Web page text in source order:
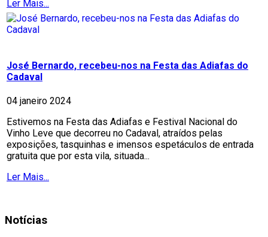
Ler Mais...
José Bernardo, recebeu-nos na Festa das Adiafas do
Cadaval
04 janeiro 2024
Estivemos na Festa das Adiafas e Festival Nacional do
Vinho Leve que decorreu no Cadaval, atraídos pelas
exposições, tasquinhas e imensos espetáculos de entrada
gratuita que por esta vila, situada...
Ler Mais...
Notícias